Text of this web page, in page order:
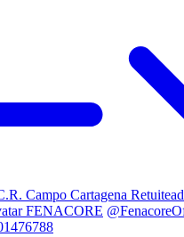
Campo Cartagena
FENACORE